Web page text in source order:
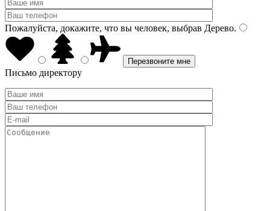
Пожалуйста, докажите, что вы человек, выбрав Дерево.
Письмо директору